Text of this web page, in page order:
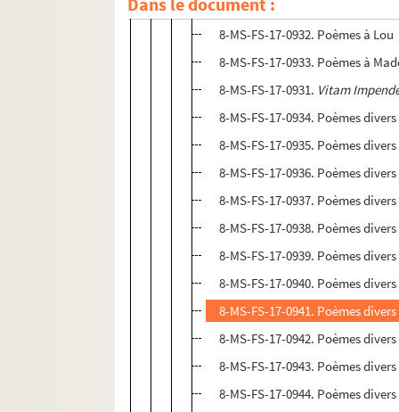
8-MS-FS-17-0930.
8-MS-FS-17-0932. Poèmes à Lou
8-MS-FS-17-0933. Poèmes à
8-MS-FS-17-0931. Vitam
8-MS-FS-17-0934. Poèmes
8-MS-FS-17-0935. Poèmes
8-MS-FS-17-0936. Poèmes
8-MS-FS-17-0937. Poèmes
8-MS-FS-17-0938. Poèmes
8-MS-FS-17-0939. Poèmes
8-MS-FS-17-0940. Poèmes
8-MS-FS-17-0941. Poèmes
8-MS-FS-17-0942. Poèmes
8-MS-FS-17-0943. Poèmes
8-MS-FS-17-0944. Poèmes